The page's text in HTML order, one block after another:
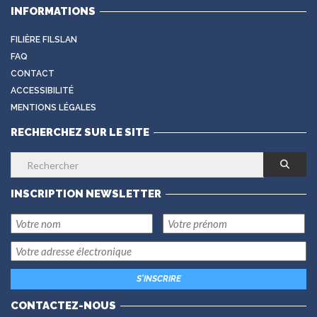
INFORMATIONS
FILIÈRE FILSLAN
FAQ
CONTACT
ACCESSIBILITÉ
MENTIONS LÉGALES
RECHERCHEZ SUR LE SITE
INSCRIPTION NEWSLETTER
CONTACTEZ-NOUS